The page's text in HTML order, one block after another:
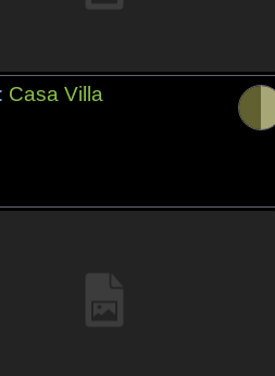
Casa Villa